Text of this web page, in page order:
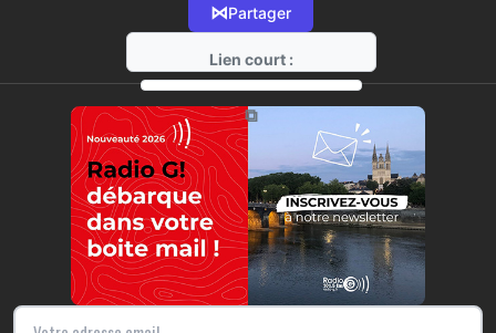
⋈Partager
Lien court :
https://radio-g.fr?12260
⧉